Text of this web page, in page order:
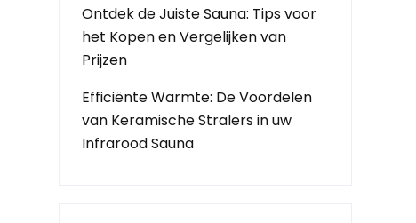
Ontdek de Juiste Sauna: Tips voor
het Kopen en Vergelijken van
Prijzen
Efficiënte Warmte: De Voordelen
van Keramische Stralers in uw
Infrarood Sauna